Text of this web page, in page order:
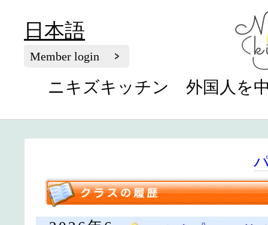
ニキズキッチン 外国人を
日本語
Member login